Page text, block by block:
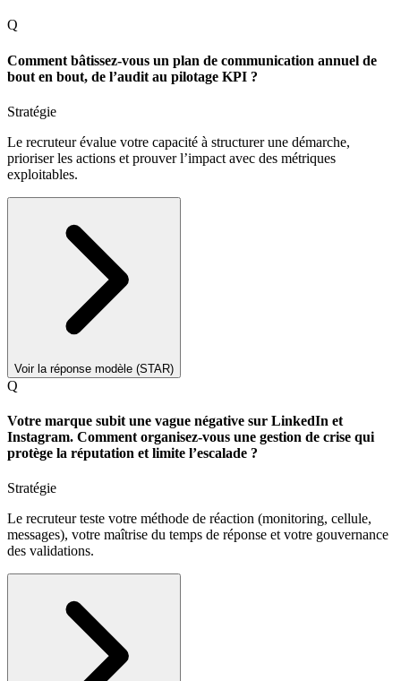
Q
Comment bâtissez-vous un plan de communication annuel de
bout en bout, de l’audit au pilotage KPI ?
Stratégie
Le recruteur évalue votre capacité à structurer une démarche,
prioriser les actions et prouver l’impact avec des métriques
exploitables.
Voir la réponse modèle (STAR)
Q
Votre marque subit une vague négative sur LinkedIn et
Instagram. Comment organisez-vous une gestion de crise qui
protège la réputation et limite l’escalade ?
Stratégie
Le recruteur teste votre méthode de réaction (monitoring, cellule,
messages), votre maîtrise du temps de réponse et votre gouvernance
des validations.